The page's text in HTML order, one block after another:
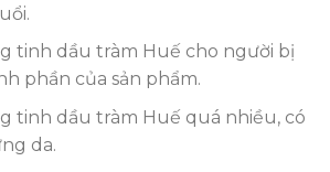
tinh dầu tràm Huế cho người bị
phần của sản phẩm.
tinh dầu tràm Huế quá nhiều, có
da.